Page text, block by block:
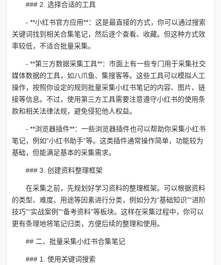
### 2. 选择合适的工具
- **小红书官方应用**：这是最直接的方式，你可以通过搜索
关键词找到相关合集笔记，然后逐个查看、收藏。但这种方式效
率较低，不适合批量采集。
- **第三方数据采集工具**：市面上有一些专门用于采集社交
媒体数据的工具，如八爪鱼、集搜客等。这些工具可以模拟人工
操作，按照你设定的规则批量采集小红书笔记的内容、图片、链
接等信息。不过，使用第三方工具需要注意遵守小红书的使用条
款和相关法律法规，避免侵犯他人权益。
- **浏览器插件**：一些浏览器插件也可以帮助你采集小红书
笔记，例如“小红书助手”等。这类插件通常操作简单，功能较为
基础，但能满足基本的采集需求。
### 3. 创建资料整理框架
在采集之前，先规划好学习资料的整理框架。可以根据资料
的类型、难度、用途等因素进行分类，例如分为“基础知识”“进阶
技巧”“实战案例”“备考资料”等板块。这样在采集过程中，你可以
更有条理地将笔记归类，方便后续的整理和使用。
## 二、批量采集小红书合集笔记
### 1. 使用关键词搜索